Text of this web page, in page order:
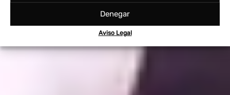
Denegar
Aviso Legal